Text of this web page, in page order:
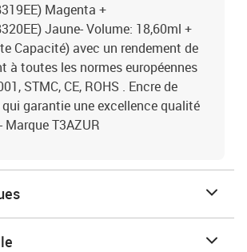
Magenta +
Jaune- Volume: 18,60ml +
Capacité) avec un rendement de
à toutes les normes européennes
STMC, CE, ROHS . Encre de
garantie une excellence qualité
Marque T3AZUR